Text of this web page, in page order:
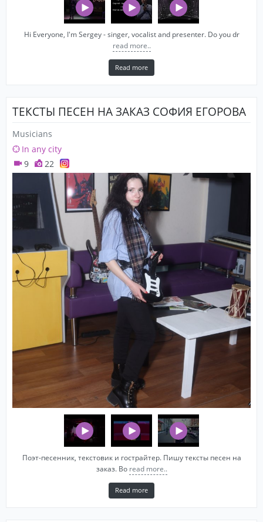
Hi Everyone, I'm Sergey - singer, vocalist and presenter. Do you dr
read more..
Read more
ТЕКСТЫ ПЕСЕН НА ЗАКАЗ СОФИЯ ЕГОРОВА
Musicians
In any city
9
22
Поэт-песенник, текстовик и гострайтер. Пишу тексты песен на
заказ. Во read more..
Read more